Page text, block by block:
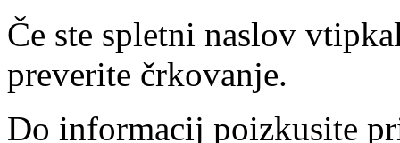
Če ste spletni naslov
preverite črkovanje.
Do informacij poizkusite